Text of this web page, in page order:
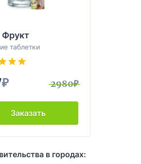
Фрукт
таблетки
2980₽
₽
Заказать
в городах: